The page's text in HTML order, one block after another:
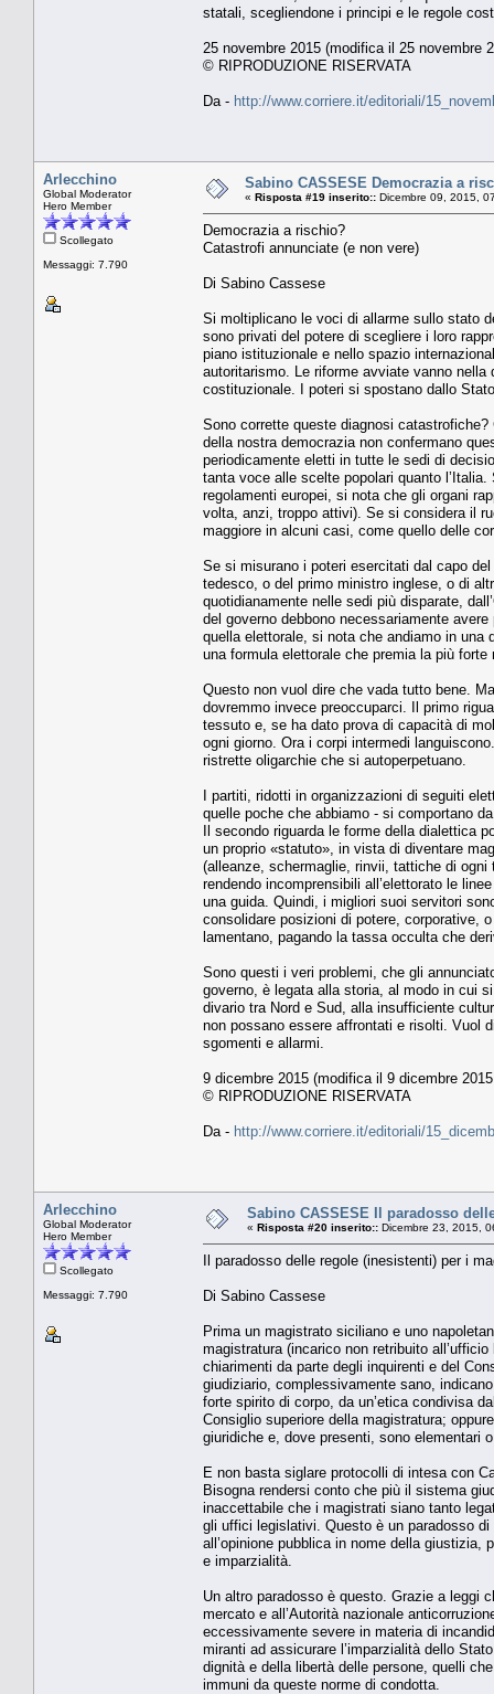
statali, scegliendone i principi e le regole
25 novembre 2015 (modifica il 25 novembre
© RIPRODUZIONE RISERVATA
Da - http://www.corriere.it/editoriali/
Arlecchino
Global Moderator
Hero Member
Scollegato
Messaggi: 7.790
Sabino CASSESE Democrazia a
« Risposta #19 inserito:: Dicembre 09, 2015,
Democrazia a rischio?
Catastrofi annunciate (e non vere)
Di Sabino Cassese
Si moltiplicano le voci di allarme sullo stato
sono privati del potere di scegliere i loro
piano istituzionale e nello spazio
autoritarismo. Le riforme avviate vanno
costituzionale. I poteri si spostano dallo
Sono corrette queste diagnosi
della nostra democrazia non confermano
periodicamente eletti in tutte le sedi di
tanta voce alle scelte popolari quanto
regolamenti europei, si nota che gli organi
volta, anzi, troppo attivi). Se si considera il
maggiore in alcuni casi, come quello delle
Se si misurano i poteri esercitati dal capo
tedesco, o del primo ministro inglese, o di
quotidianamente nelle sedi più disparate,
del governo debbono necessariamente
quella elettorale, si nota che andiamo in una
una formula elettorale che premia la più forte
Questo non vuol dire che vada tutto bene.
dovremmo invece preoccuparci. Il primo
tessuto e, se ha dato prova di capacità di
ogni giorno. Ora i corpi intermedi
ristrette oligarchie che si autoperpetuano.
I partiti, ridotti in organizzazioni di seguiti
quelle poche che abbiamo - si comportano
Il secondo riguarda le forme della dialettica
un proprio «statuto», in vista di diventare
(alleanze, schermaglie, rinvii, tattiche di
rendendo incomprensibili all’elettorato le
una guida. Quindi, i migliori suoi servitori
consolidare posizioni di potere, corporative,
lamentano, pagando la tassa occulta che
Sono questi i veri problemi, che gli
governo, è legata alla storia, al modo in cui
divario tra Nord e Sud, alla insufficiente
non possano essere affrontati e risolti. Vuol
sgomenti e allarmi.
9 dicembre 2015 (modifica il 9 dicembre
© RIPRODUZIONE RISERVATA
Da - http://www.corriere.it/editoriali/
Arlecchino
Global Moderator
Hero Member
Scollegato
Messaggi: 7.790
Sabino CASSESE Il paradosso
« Risposta #20 inserito:: Dicembre 23, 2015,
Il paradosso delle regole (inesistenti) per i
Di Sabino Cassese
Prima un magistrato siciliano e uno
magistratura (incarico non retribuito
chiarimenti da parte degli inquirenti e del
giudiziario, complessivamente sano,
forte spirito di corpo, da un’etica condivisa
Consiglio superiore della magistratura;
giuridiche e, dove presenti, sono elementari
E non basta siglare protocolli di intesa con
Bisogna rendersi conto che più il sistema
inaccettabile che i magistrati siano tanto
gli uffici legislativi. Questo è un paradosso
all’opinione pubblica in nome della
e imparzialità.
Un altro paradosso è questo. Grazie a leggi
mercato e all’Autorità nazionale
eccessivamente severe in materia di
miranti ad assicurare l’imparzialità dello
dignità e della libertà delle persone, quelli
immuni da queste norme di condotta.